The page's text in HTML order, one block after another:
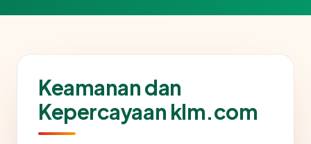
Keamanan dan
Kepercayaan klm.com